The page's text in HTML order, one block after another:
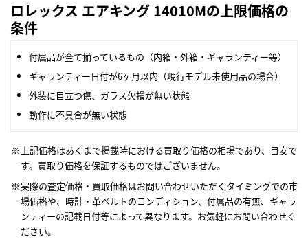
ロレックス エアキング 14010Mの上限価格の
条件
付属品が全て揃っているもの（内箱・外箱・ギャランティー等）
ギャランティー日付が6ヶ月以内（現行モデル未使用品の場合）
外装に目立つ傷、ガラス欠損が無い状態
動作に不具合が無い状態
上記価格はあくまで掲載時における買取り価格の相場であり、目安で
す。買取り価格を保証するものではございません。
実際の査定価格・買取価格はお問い合わせいただくタイミングでの市
場価格や、時計・革ベルトのコンディション、付属品の有無、ギャラ
ンティーの記載日付等によって異なります。お気軽にお問い合わせく
ださい。